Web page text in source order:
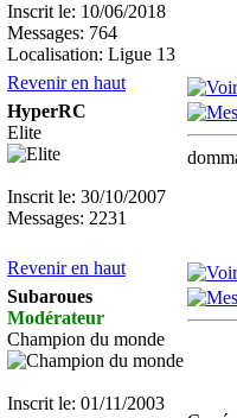
Inscrit le: 10/06/2018
Messages: 764
Localisation: Ligue 13
Revenir en haut
HyperRC
Elite
Inscrit le: 30/10/2007
Messages: 2231
Revenir en haut
Subaroues
Modérateur
Champion du monde
Inscrit le: 01/11/2003